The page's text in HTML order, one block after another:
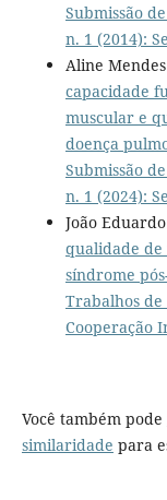
Submissão
n. 1 (2014):
Aline
capacidade
muscular e
doença
Submissão
n. 1 (2024):
João
qualidade de
síndrome
Trabalhos de
Cooperação
Você também pode
similaridade para